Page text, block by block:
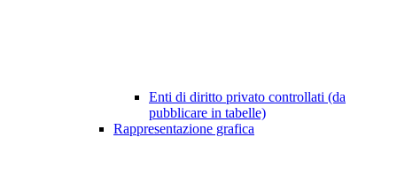
Enti di diritto privato controllati (da
pubblicare in tabelle)
Rappresentazione grafica